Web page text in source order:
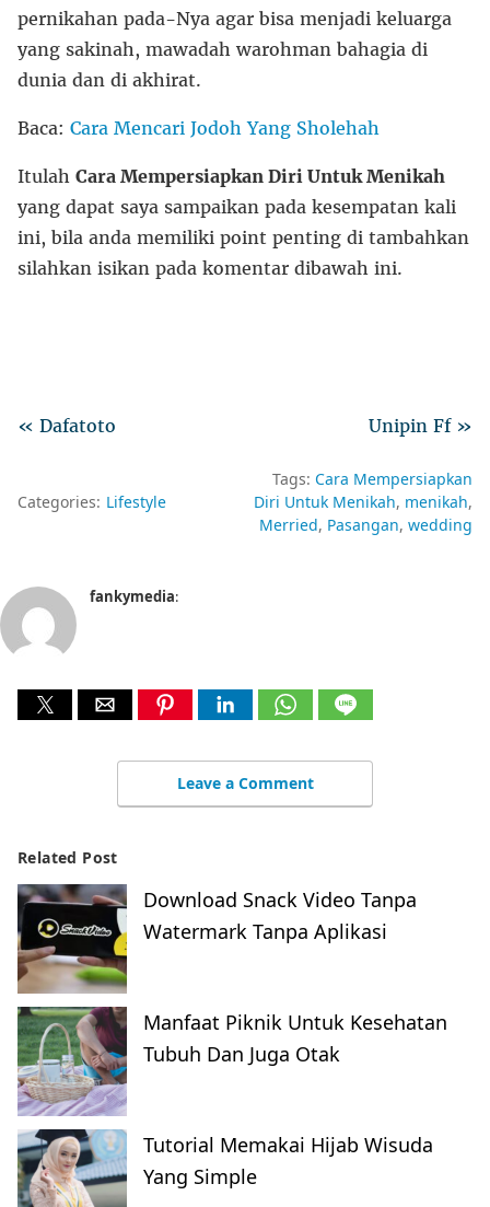
pernikahan pada-Nya agar bisa menjadi keluarga
yang sakinah, mawadah warohman bahagia di
dunia dan di akhirat.
Baca: Cara Mencari Jodoh Yang Sholehah
Itulah Cara Mempersiapkan Diri Untuk Menikah
yang dapat saya sampaikan pada kesempatan kali
ini, bila anda memiliki point penting di tambahkan
silahkan isikan pada komentar dibawah ini.
Unipin Ff »
« Dafatoto
Categories: Lifestyle
Tags: Cara Mempersiapkan
Diri Untuk Menikah menikah
Merried Pasangan wedding
fankymedia:
Leave a Comment
Related Post
Download Snack Video Tanpa
Watermark Tanpa Aplikasi
Manfaat Piknik Untuk Kesehatan
Tubuh Dan Juga Otak
Tutorial Memakai Hijab Wisuda
Yang Simple